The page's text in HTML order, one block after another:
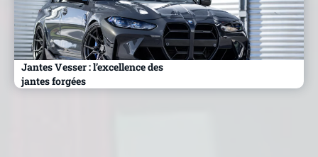
Jantes Vesser : l’excellence des
jantes forgées